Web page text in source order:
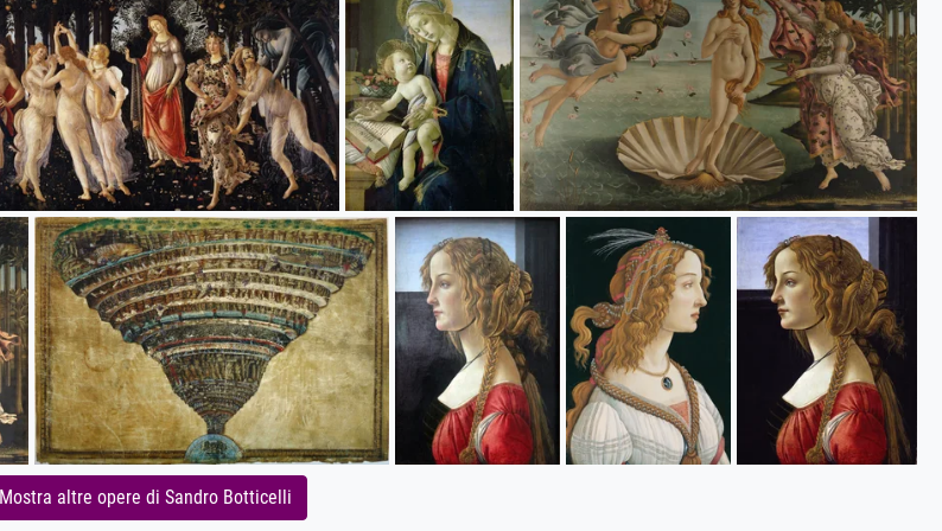
Mostra altre opere di Sandro Botticelli